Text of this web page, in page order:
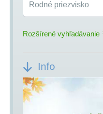
Rodné priezvisko
Rozšírené vyhľadávanie
Info